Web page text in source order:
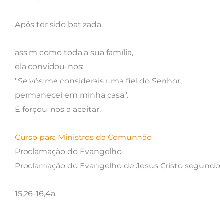
Após ter sido batizada,
assim como toda a sua família,
ela convidou-nos:
"Se vós me considerais uma fiel do Senhor,
permanecei em minha casa".
E forçou-nos a aceitar.
Curso para Ministros da Comunhão
Proclamação do Evangelho
Proclamação do Evangelho de Jesus Cristo
15,26-16,4a